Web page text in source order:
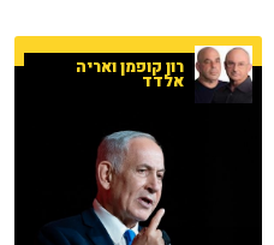
רון קופמן ואריה
אלדד